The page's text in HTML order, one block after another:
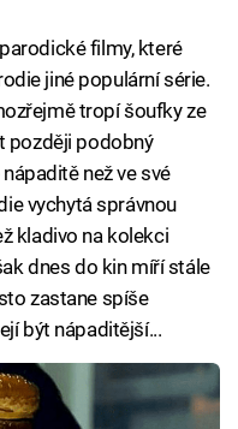
filmy, které
jiné populární série.
tropí šoufky ze
později podobný
než ve své
vychytá správnou
kladivo na kolekci
dnes do kin míří stále
zastane spíše
být nápaditější...